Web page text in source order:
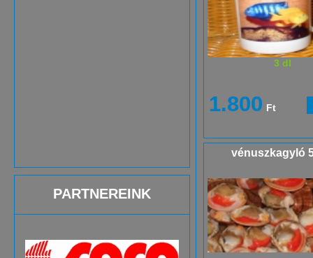
PARTNEREINK
3 dl
1.800 Ft
vénuszkagyló